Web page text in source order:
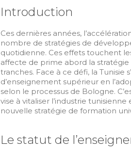
Introduction
Ces dernières années,
nombre de stratégies de
quotidienne. Ces effets touchent
affecte de prime abord la stratégie
tranches. Face à ce défi, la Tunisie
d’enseignement supérieur en
selon le processus de Bologne.
vise à vitaliser l’industrie
nouvelle stratégie de formation
Le statut de